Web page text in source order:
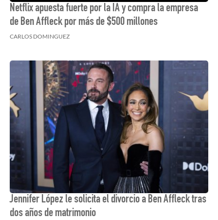
Netflix apuesta fuerte por la IA y compra la empresa
de Ben Affleck por más de $500 millones
CARLOS DOMINGUEZ
Jennifer López le solicita el divorcio a Ben Affleck tras
dos años de matrimonio